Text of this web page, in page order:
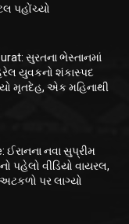
પહોંચ્યો
સુરતના ભેસ્તાનમાં
યુવકનો શંકાસ્પદ
મૃતદેહ, એક મહિનાથી
ઈરાનના નવા સુપ્રીમ
પહેલો વીડિયો વાયરલ,
પર લાગ્યો